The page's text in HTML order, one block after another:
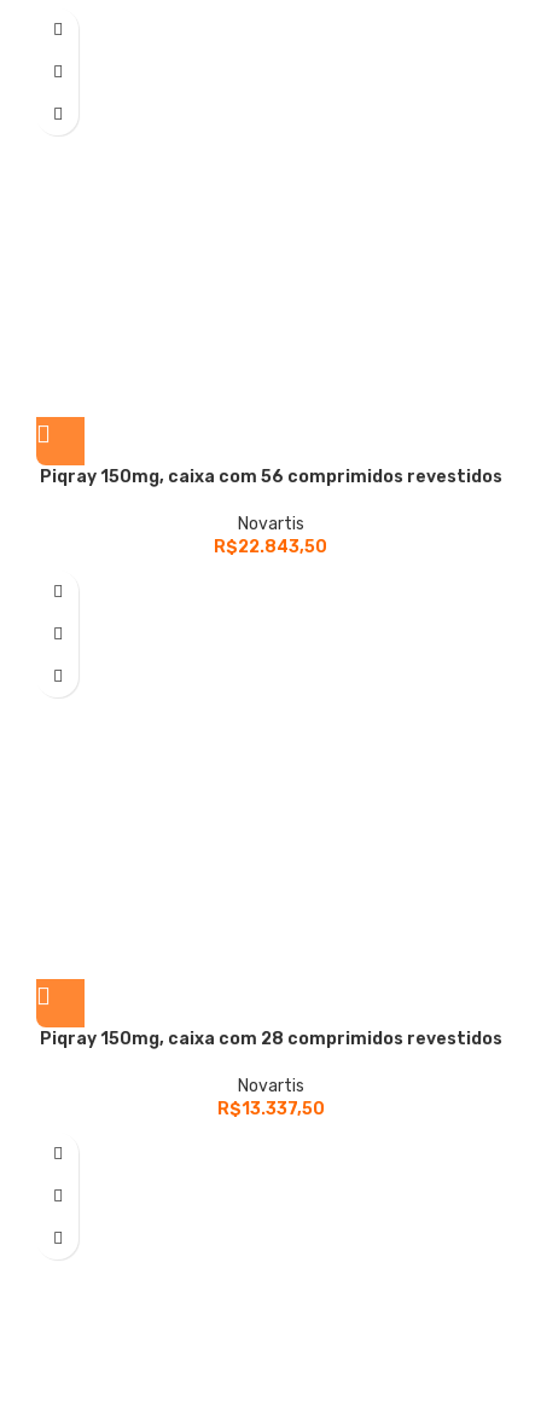
Piqray150mg, caixa com 56 comprimidos revestidos
Novartis
R$22.843,50
Piqray150mg, caixa com 28 comprimidos revestidos
Novartis
R$13.337,50